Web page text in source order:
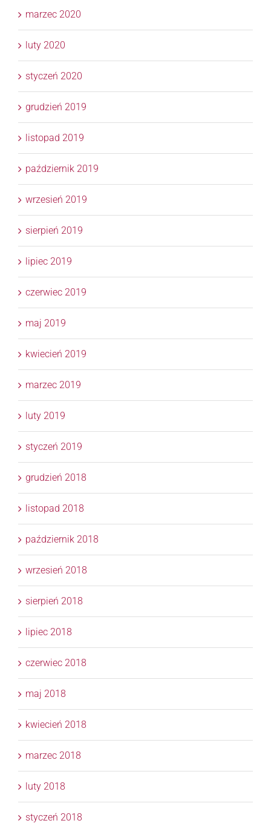
marzec 2020
luty 2020
styczeń 2020
grudzień 2019
listopad 2019
październik 2019
wrzesień 2019
sierpień 2019
lipiec 2019
czerwiec 2019
maj 2019
kwiecień 2019
marzec 2019
luty 2019
styczeń 2019
grudzień 2018
listopad 2018
październik 2018
wrzesień 2018
sierpień 2018
lipiec 2018
czerwiec 2018
maj 2018
kwiecień 2018
marzec 2018
luty 2018
styczeń 2018